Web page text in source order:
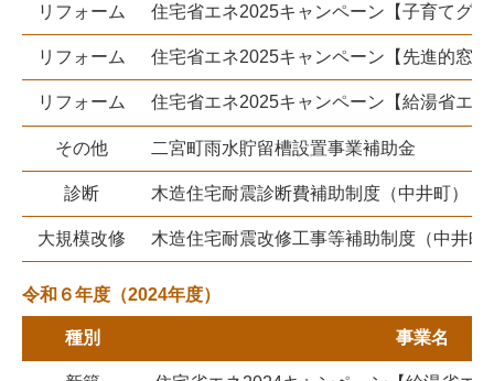
リフォーム 住宅省エネ2025キャンペーン【子育てグ
リフォーム 住宅省エネ2025キャンペーン【先進的窓
リフォーム 住宅省エネ2025キャンペーン【給湯省エ
その他 二宮町雨水貯留槽設置事業補助金
診断 木造住宅耐震診断費補助制度（中井町）
大規模改修 木造住宅耐震改修工事等補助制度（中井町
令和６年度（2024年度）
種別 事業名